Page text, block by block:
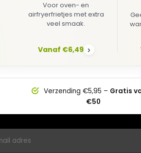
Voor oven- en
airfryerfrietjes met extra
veel smaak.
Vanaf €6,49 ›
Verzending €5,95 – Gratis
€50